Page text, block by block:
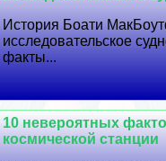
История Боати
исследовательское
факты...
10 невероятных
космической станции